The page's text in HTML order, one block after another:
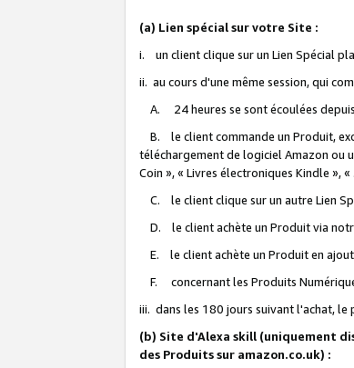
(a) Lien spécial sur votre Site :
i. un client clique sur un Lien Spécial
ii. au cours d'une même session, qui
A. 24 heures se sont écoulées
B. le client commande un Produit,
téléchargement de logiciel Amazon ou
Coin », « Livres électroniques Kindle »,
C. le client clique sur un autre Lien
D. le client achète un Produit via
E. le client achète un Produit en
F. concernant les Produits
iii. dans les 180 jours suivant l'achat,
(b) Site d'Alexa skill (uniquement
des Produits sur amazon.co.uk) :